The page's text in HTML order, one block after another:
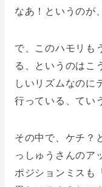
なあ！というのが
で、このハモリも
る、というのはこ
しいリズムなのに
行っている、てい
その中で、ケチ？
っしゅうさんのア
ポジションミスも